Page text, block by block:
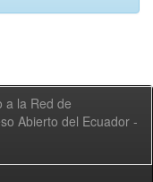
a la Red de
Abierto del Ecuador -